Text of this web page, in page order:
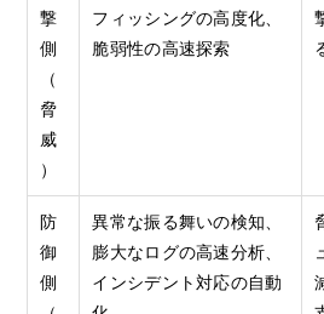
撃
側
（
脅
威
）
フィッシングの高度化、
脆弱性の高速探索
防
御
側
異常な振る舞いの検知、
膨大なログの高速分析、
インシデント対応の自動